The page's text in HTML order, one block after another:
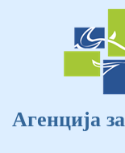
Агенција